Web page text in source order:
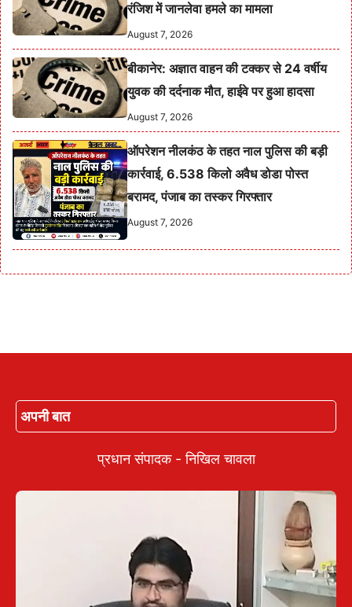
रंजिश में जानलेवा हमले का मामला
August 7, 2026
बीकानेर: अज्ञात वाहन की टक्कर से 24 वर्षीय
युवक की दर्दनाक मौत, हाईवे पर हुआ हादसा
August 7, 2026
ऑपरेशन नीलकंठ के तहत नाल पुलिस की बड़ी
कार्रवाई, 6.538 किलो अवैध डोडा पोस्त
बरामद, पंजाब का तस्कर गिरफ्तार
August 7, 2026
अपनी बात
प्रधान संपादक - निखिल चावला